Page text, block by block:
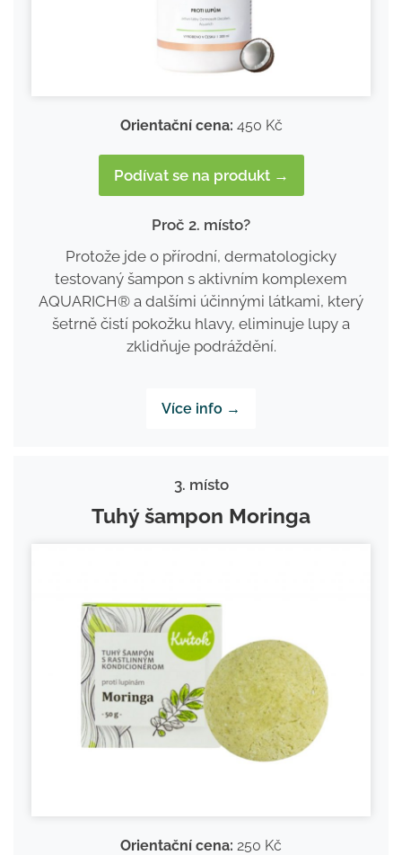
Orientační cena: 450 Kč
Podívat se na produkt →
Proč 2. místo?
Protože jde o přírodní, dermatologicky
testovaný šampon s aktivním komplexem
AQUARICH® a dalšími účinnými látkami, který
šetrně čistí pokožku hlavy, eliminuje lupy a
zklidňuje podráždění.
Více info →
3. místo
Tuhý šampon Moringa
Orientační cena: 250 Kč